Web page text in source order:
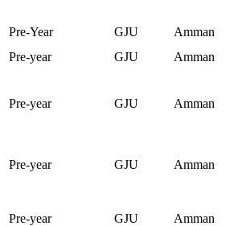
Pre-Year
GJU Amman
Pre-year
GJU Amman
Pre-year GJU Amman
Pre-year GJU Amman
Pre-year GJU Amman